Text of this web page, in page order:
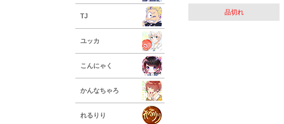
TJ
ユッカ
こんにゃく
かんなちゃろ
れるりり
品切れ